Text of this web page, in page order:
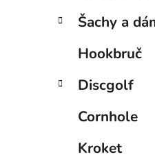
Šachy a
Hookbruč
Discgolf
Cornhole
Kroket